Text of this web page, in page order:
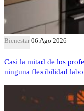
Bienestar 06 Ago 2026
Casi la mitad de los
ninguna flexibilidad